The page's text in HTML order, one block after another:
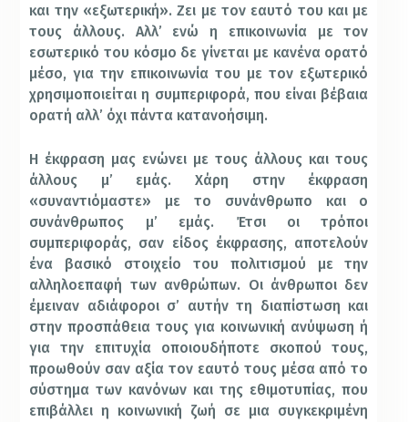
και την «εξωτερική». Ζει με τον εαυτό του και με
τους άλλους. Αλλ’ ενώ η επικοινωνία με τον
εσωτερικό του κόσμο δε γίνεται με κανένα ορατό
μέσο, για την επικοινωνία του με τον εξωτερικό
χρησιμοποιείται η συμπεριφορά, που είναι βέβαια
ορατή αλλ’ όχι πάντα κατανοήσιμη.
Η έκφραση μας ενώνει με τους άλλους και τους
άλλους μ’ εμάς. Χάρη στην έκφραση
«συναντιόμαστε» με το συνάνθρωπο και ο
συνάνθρωπος μ’ εμάς. Έτσι οι τρόποι
συμπεριφοράς, σαν είδος έκφρασης, αποτελούν
ένα βασικό στοιχείο του πολιτισμού με την
αλληλοεπαφή των ανθρώπων. Οι άνθρωποι δεν
έμειναν αδιάφοροι σ’ αυτήν τη διαπίστωση και
στην προσπάθεια τους για κοινωνική ανύψωση ή
για την επιτυχία οποιουδήποτε σκοπού τους,
προωθούν σαν αξία τον εαυτό τους μέσα από το
σύστημα των κανόνων και της εθιμοτυπίας, που
επιβάλλει η κοινωνική ζωή σε μια συγκεκριμένη